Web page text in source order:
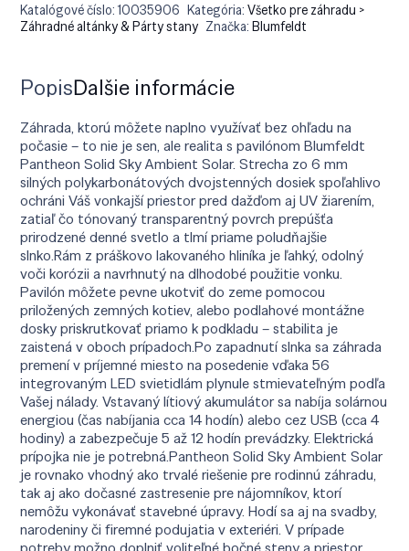
Katalógové číslo:10035906 Kategória:Všetko pre záhradu >
Záhradné altánky & Párty stany Značka:Blumfeldt
PopisĎalšie informácie
Záhrada, ktorú môžete naplno využívať bez ohľadu na
počasie – to nie je sen, ale realita s pavilónom Blumfeldt
Pantheon Solid Sky Ambient Solar. Strecha zo 6 mm
silných polykarbonátových dvojstenných dosiek spoľahlivo
ochráni Váš vonkajší priestor pred dažďom aj UV žiarením,
zatiaľ čo tónovaný transparentný povrch prepúšťa
prirodzené denné svetlo a tlmí priame poludňajšie
slnko.Rám z práškovo lakovaného hliníka je ľahký, odolný
voči korózii a navrhnutý na dlhodobé použitie vonku.
Pavilón môžete pevne ukotviť do zeme pomocou
priložených zemných kotiev, alebo podlahové montážne
dosky priskrutkovať priamo k podkladu – stabilita je
zaistená v oboch prípadoch.Po zapadnutí slnka sa záhrada
premení v príjemné miesto na posedenie vďaka 56
integrovaným LED svietidlám plynule stmievateľným podľa
Vašej nálady. Vstavaný lítiový akumulátor sa nabíja solárnou
energiou (čas nabíjania cca 14 hodín) alebo cez USB (cca 4
hodiny) a zabezpečuje 5 až 12 hodín prevádzky. Elektrická
prípojka nie je potrebná.Pantheon Solid Sky Ambient Solar
je rovnako vhodný ako trvalé riešenie pre rodinnú záhradu,
tak aj ako dočasné zastresenie pre nájomníkov, ktorí
nemôžu vykonávať stavebné úpravy. Hodí sa aj na svadby,
narodeniny či firemné podujatia v exteriéri. V prípade